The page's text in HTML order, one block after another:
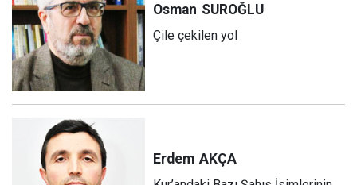
Osman SUROĞLU
Çile çekilen yol
Erdem AKÇA